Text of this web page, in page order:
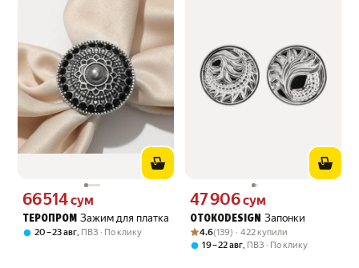
ТЕРОПРОМ Зажим для платка
Цена 66514 сум вместо
66 514сум
20 – 23 авг, ПВЗ По клику
OTOKODESIGN Запонки
Цена 47906 сум вместо
47 906сум
Рейтинг товара: 4.6 из 5
Оценок: (139) · 422 купили
4.6(139) · 422 купили
19 – 22 авг, ПВЗ По клику